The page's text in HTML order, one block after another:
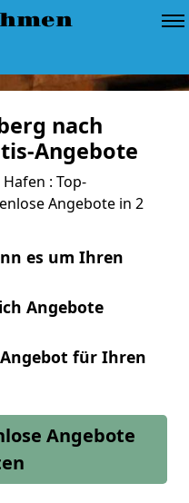
nach
Angebote
: Top-
Angebote in 2
es um Ihren
Angebote
Angebot für Ihren
Angebote